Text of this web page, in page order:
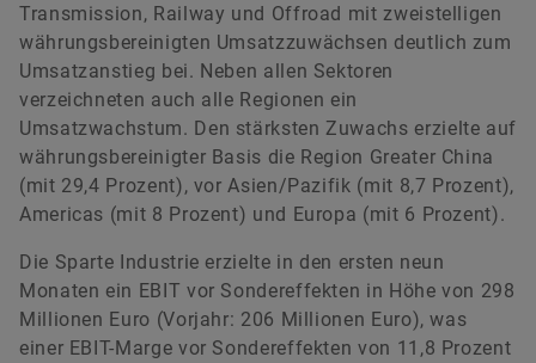
Transmission, Railway und Offroad mit zweistelligen
währungsbereinigten Umsatzzuwächsen deutlich zum
Umsatzanstieg bei. Neben allen Sektoren
verzeichneten auch alle Regionen ein
Umsatzwachstum. Den stärksten Zuwachs erzielte auf
währungsbereinigter Basis die Region Greater China
(mit 29,4 Prozent), vor Asien/Pazifik (mit 8,7 Prozent),
Americas (mit 8 Prozent) und Europa (mit 6 Prozent).
Die Sparte Industrie erzielte in den ersten neun
Monaten ein EBIT vor Sondereffekten in Höhe von 298
Millionen Euro (Vorjahr: 206 Millionen Euro), was
einer EBIT-Marge vor Sondereffekten von 11,8 Prozent